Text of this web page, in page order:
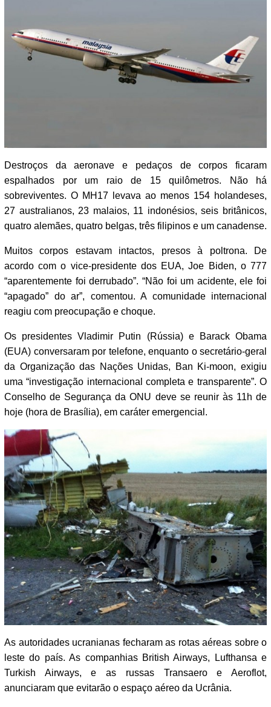
Destroços da aeronave e pedaços de corpos ficaram
espalhados por um raio de 15 quilômetros. Não há
sobreviventes. O MH17 levava ao menos 154 holandeses,
27 australianos, 23 malaios, 11 indonésios, seis britânicos,
quatro alemães, quatro belgas, três filipinos e um canadense.
Muitos corpos estavam intactos, presos à poltrona. De
acordo com o vice-presidente dos EUA, Joe Biden, o 777
“aparentemente foi derrubado”. “Não foi um acidente, ele foi
“apagado” do ar”, comentou. A comunidade internacional
reagiu com preocupação e choque.
Os presidentes Vladimir Putin (Rússia) e Barack Obama
(EUA) conversaram por telefone, enquanto o secretário-geral
da Organização das Nações Unidas, Ban Ki-moon, exigiu
uma “investigação internacional completa e transparente”. O
Conselho de Segurança da ONU deve se reunir às 11h de
hoje (hora de Brasília), em caráter emergencial.
As autoridades ucranianas fecharam as rotas aéreas sobre o
leste do país. As companhias British Airways, Lufthansa e
Turkish Airways, e as russas Transaero e Aeroflot,
anunciaram que evitarão o espaço aéreo da Ucrânia.